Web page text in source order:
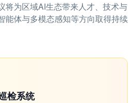
将为区域AI生态带来人才、技术与
能体与多模态感知等方向取得持续
检系统